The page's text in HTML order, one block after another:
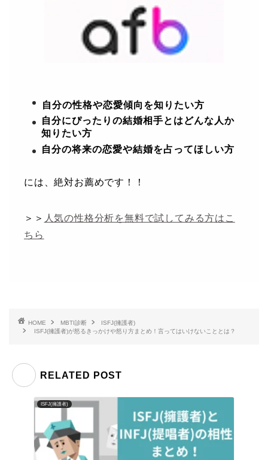
自分の性格や恋愛傾向を知りたい方
自分にぴったりの結婚相手とはどんな人か
知りたい方
自分の将来の恋愛や結婚を占ってほしい方
には、絶対お薦めです！！
＞＞ 人気の性格分析を無料で試してみる方はこ
ちら
HOME MBTI診断
ISFJ(擁護者)
ISFJ(擁護者)が怒るきっかけや怒り方まとめ！言ってはいけないこととは？
RELATED POST
ISFJ(擁護者)